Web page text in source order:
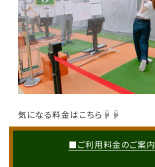
気になる料金はこちら☟☟
■ご利用料金のご案内